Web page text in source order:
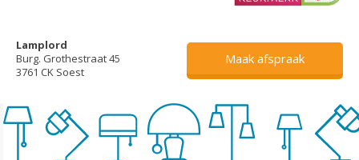
Lamplord
Burg. Grothestraat 45
3761 CK Soest
Maak afspraak